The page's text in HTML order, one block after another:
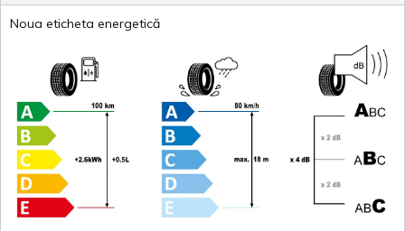
Noua eticheta energetică